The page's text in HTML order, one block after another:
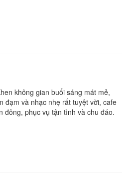
không gian buổi sáng mát mẻ,
đạm và nhạc nhẹ rất tuyệt vời, cafe
đông, phục vụ tận tình và chu đáo.